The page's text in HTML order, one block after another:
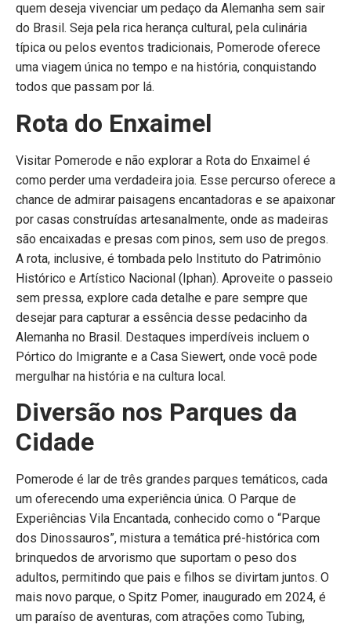
quem deseja vivenciar um pedaço da Alemanha sem sair
do Brasil. Seja pela rica herança cultural, pela culinária
típica ou pelos eventos tradicionais, Pomerode oferece
uma viagem única no tempo e na história, conquistando
todos que passam por lá.
Rota do Enxaimel
Visitar Pomerode e não explorar a Rota do Enxaimel é
como perder uma verdadeira joia. Esse percurso oferece a
chance de admirar paisagens encantadoras e se apaixonar
por casas construídas artesanalmente, onde as madeiras
são encaixadas e presas com pinos, sem uso de pregos.
A rota, inclusive, é tombada pelo Instituto do Patrimônio
Histórico e Artístico Nacional (Iphan). Aproveite o passeio
sem pressa, explore cada detalhe e pare sempre que
desejar para capturar a essência desse pedacinho da
Alemanha no Brasil. Destaques imperdíveis incluem o
Pórtico do Imigrante e a Casa Siewert, onde você pode
mergulhar na história e na cultura local.
Diversão nos Parques da
Cidade
Pomerode é lar de três grandes parques temáticos, cada
um oferecendo uma experiência única. O Parque de
Experiências Vila Encantada, conhecido como o “Parque
dos Dinossauros”, mistura a temática pré-histórica com
brinquedos de arvorismo que suportam o peso dos
adultos, permitindo que pais e filhos se divirtam juntos. O
mais novo parque, o Spitz Pomer, inaugurado em 2024, é
um paraíso de aventuras, com atrações como Tubing,